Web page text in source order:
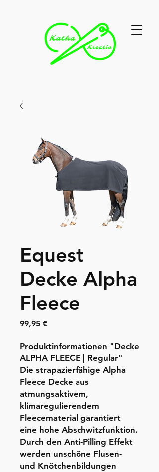
Equest
Decke Alpha
Fleece
99,95 €Preis
Produktinformationen "Decke
ALPHA FLEECE | Regular"
Die strapazierfähige Alpha
Fleece Decke aus
atmungsaktivem,
klimaregulierendem
Fleecematerial garantiert
eine hohe Abschwitzfunktion.
Durch den Anti-Pilling Effekt
werden unschöne Flusen-
und Knötchenbildungen